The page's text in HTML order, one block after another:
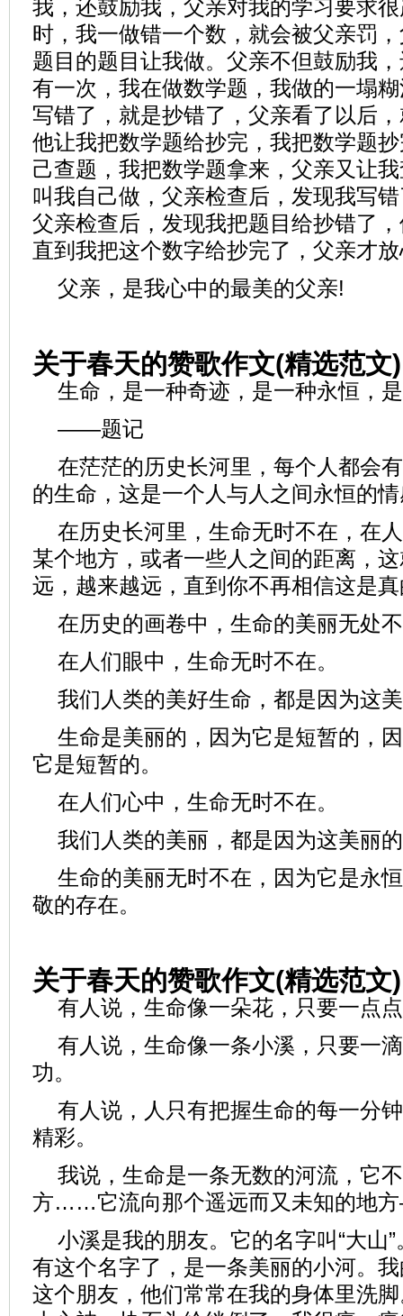
我，还鼓励我，父亲对我的学习要求
时，我一做错一个数，就会被父亲罚
题目的题目让我做。父亲不但鼓励我
有一次，我在做数学题，我做的一塌
写错了，就是抄错了，父亲看了以后
他让我把数学题给抄完，我把数学题
己查题，我把数学题拿来，父亲又让
叫我自己做，父亲检查后，发现我写
父亲检查后，发现我把题目给抄错了
直到我把这个数字给抄完了，父亲才
父亲，是我心中的最美的父亲!
关于春天的赞歌作文(精选范文
生命，是一种奇迹，是一种永恒，
——题记
在茫茫的历史长河里，每个人都会
的生命，这是一个人与人之间永恒的
在历史长河里，生命无时不在，在
某个地方，或者一些人之间的距离，
远，越来越远，直到你不再相信这是
在历史的画卷中，生命的美丽无处
在人们眼中，生命无时不在。
我们人类的美好生命，都是因为这
生命是美丽的，因为它是短暂的，
它是短暂的。
在人们心中，生命无时不在。
我们人类的美丽，都是因为这美丽
生命的美丽无时不在，因为它是永
敬的存在。
关于春天的赞歌作文(精选范文
有人说，生命像一朵花，只要一点
有人说，生命像一条小溪，只要一
功。
有人说，人只有把握生命的每一分
精彩。
我说，生命是一条无数的河流，它
方……它流向那个遥远而又未知的地
小溪是我的朋友。它的名字叫“大山
有这个名字了，是一条美丽的小河。
这个朋友，他们常常在我的身体里洗